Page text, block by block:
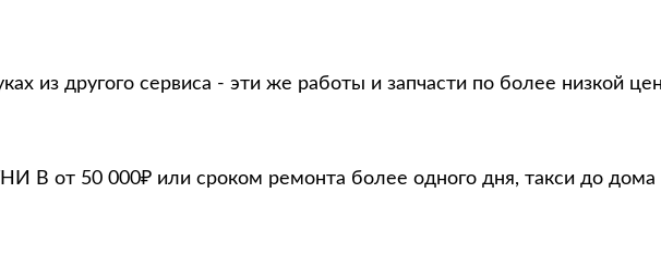
из другого сервиса - эти же работы и запчасти по более низкой
В от 50 000₽ или сроком ремонта более одного дня, такси до